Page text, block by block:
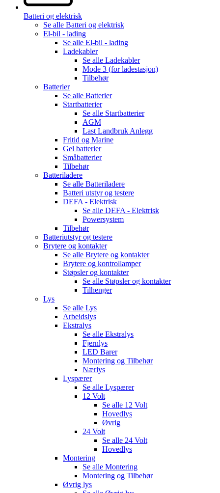
Batteri og elektrisk
Se alle Batteri og elektrisk
El-bil - lading
Se alle El-bil - lading
Ladekabler
Se alle Ladekabler
Mode 3 (for ladestasjon)
Tilbehør
Batterier
Se alle Batterier
Startbatterier
Se alle Startbatterier
AGM
Last Landbruk Anlegg
Fritid og Marine
Gel batterier
Småbatterier
Tilbehør
Batteriladere
Se alle Batteriladere
Batteri utstyr og testere
DEFA - Elektrisk
Se alle DEFA - Elektrisk
Powersystem
Tilbehør
Batteriutstyr og testere
Brytere og kontakter
Se alle Brytere og kontakter
Brytere og kontrollamper
Støpsler og kontakter
Se alle Støpsler og kontakter
Tilhenger
Lys
Se alle Lys
Arbeidslys
Ekstralys
Se alle Ekstralys
Fjernlys
LED Barer
Montering og Tilbehør
Nærlys
Lyspærer
Se alle Lyspærer
12 Volt
Se alle 12 Volt
Hovedlys
Øvrig
24 Volt
Se alle 24 Volt
Hovedlys
Montering
Se alle Montering
Montering og Tilbehør
Øvrig lys